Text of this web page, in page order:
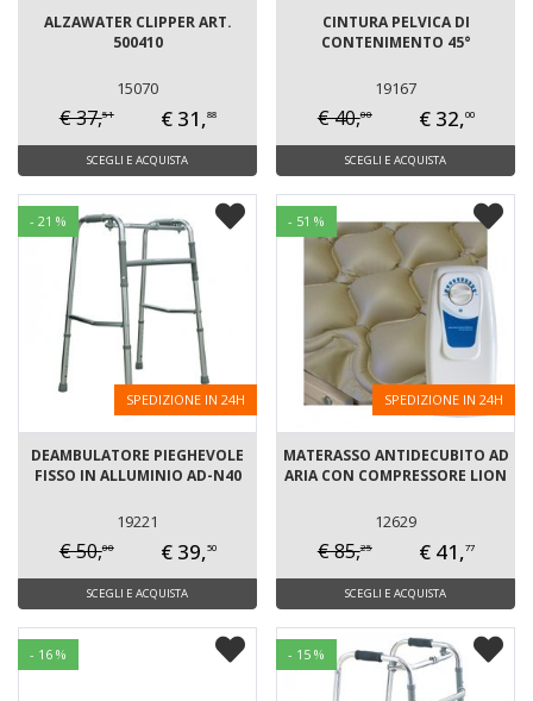
ALZAWATER CLIPPER ART.
500410
15070
€ 37,51 € 31,88
SCEGLI E ACQUISTA
CINTURA PELVICA DI
CONTENIMENTO 45°
19167
€ 40,00 € 32,00
SCEGLI E ACQUISTA
- 21 %
SPEDIZIONE IN 24H
DEAMBULATORE PIEGHEVOLE
FISSO IN ALLUMINIO AD-N40
19221
€ 50,00 € 39,50
SCEGLI E ACQUISTA
- 51 %
SPEDIZIONE IN 24H
MATERASSO ANTIDECUBITO AD
ARIA CON COMPRESSORE LION
12629
€ 85,25 € 41,77
SCEGLI E ACQUISTA
- 16 % - 15 %